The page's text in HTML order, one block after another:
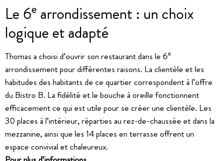
Le 6e arrondissement : un choix
logique et adapté
Thomas a choisi d’ouvrir son restaurant dans le 6e
arrondissement pour différentes raisons. La clientèle et les
habitudes des habitants de ce quartier correspondent à l’offre
du Bistro B. La fidélité et le bouche à oreille fonctionnent
efficacement ce qui est utile pour se créer une clientèle. Les
30 places à l’intérieur, réparties au rez-de-chaussée et dans la
mezzanine, ainsi que les 14 places en terrasse offrent un
espace convivial et chaleureux.